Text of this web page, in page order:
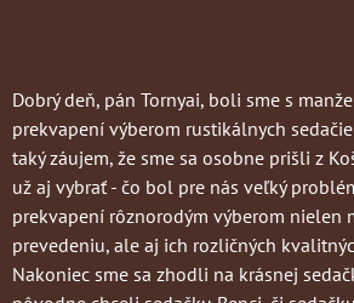
Dobrý deň, pán Tornyai, boli sme s
prekvapení výberom rustikálnych
taký záujem, že sme sa osobne prišli z
už aj vybrať - čo bol pre nás veľký
prekvapení rôznorodým výberom nielen
prevedeniu, ale aj ich rozličných
Nakoniec sme sa zhodli na krásnej